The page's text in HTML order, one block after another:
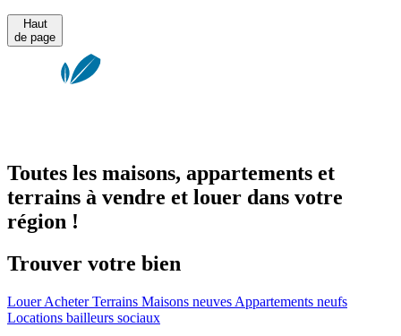
Haut
de page
Toutes les maisons, appartements et
terrains à vendre et louer dans votre
région !
Trouver votre bien
LouerAcheterTerrains Maisons neuves Appartements neufs
Locations bailleurs sociaux